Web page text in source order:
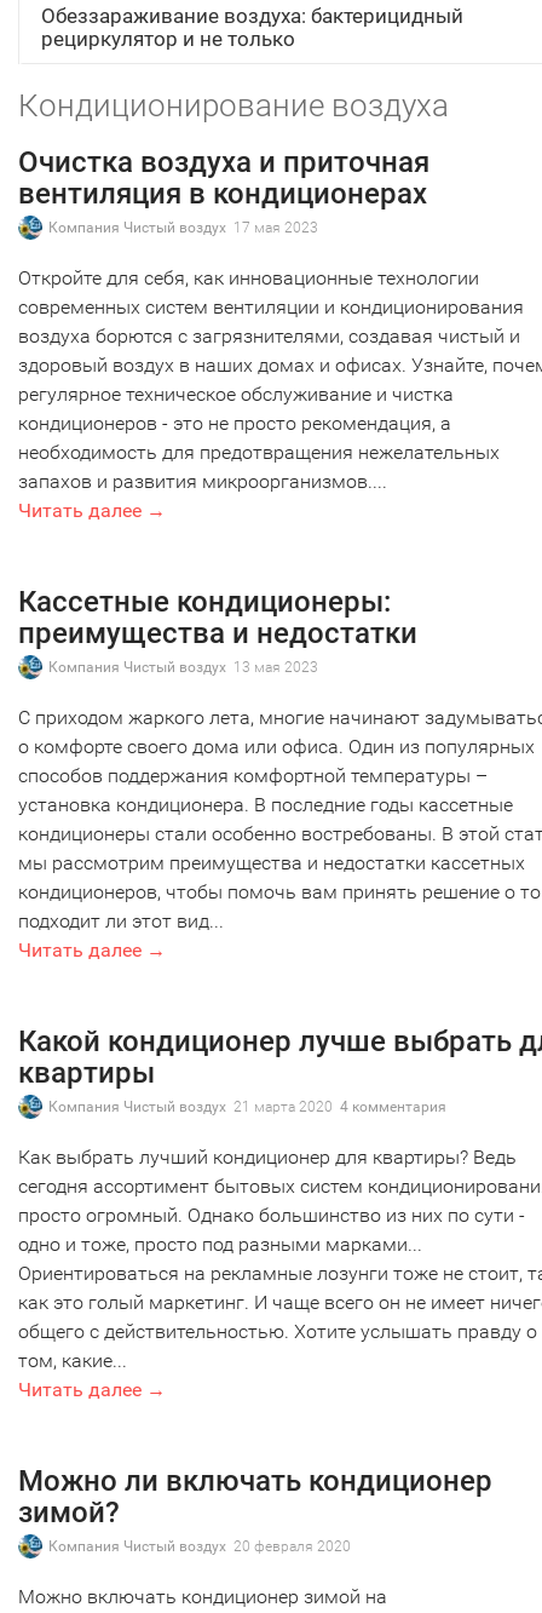
Обеззараживание воздуха: бактерицидный
рециркулятор и не только
Кондиционирование воздуха
Очистка воздуха и приточная
вентиляция в кондиционерах
Компания Чистый воздух 17 мая 2023
Откройте для себя, как инновационные технологии
современных систем вентиляции и кондиционирования
воздуха борются с загрязнителями, создавая чистый и
здоровый воздух в наших домах и офисах. Узнайте,
регулярное техническое обслуживание и чистка
кондиционеров - это не просто рекомендация, а
необходимость для предотвращения нежелательных
запахов и развития микроорганизмов....
Читать далее →
Кассетные кондиционеры:
преимущества и недостатки
Компания Чистый воздух 13 мая 2023
С приходом жаркого лета, многие начинают
о комфорте своего дома или офиса. Один из популярных
способов поддержания комфортной температуры –
установка кондиционера. В последние годы кассетные
кондиционеры стали особенно востребованы. В этой
мы рассмотрим преимущества и недостатки кассетных
кондиционеров, чтобы помочь вам принять решение о
подходит ли этот вид...
Читать далее →
Какой кондиционер лучше выбрать
квартиры
Компания Чистый воздух 21 марта 2020 4 комментария
Как выбрать лучший кондиционер для квартиры? Ведь
сегодня ассортимент бытовых систем
просто огромный. Однако большинство из них по сути -
одно и тоже, просто под разными марками...
Ориентироваться на рекламные лозунги тоже не стоит,
как это голый маркетинг. И чаще всего он не имеет
общего с действительностью. Хотите услышать правду о
том, какие...
Читать далее →
Можно ли включать кондиционер
зимой?
Компания Чистый воздух 20 февраля 2020
Можно включать кондиционер зимой на